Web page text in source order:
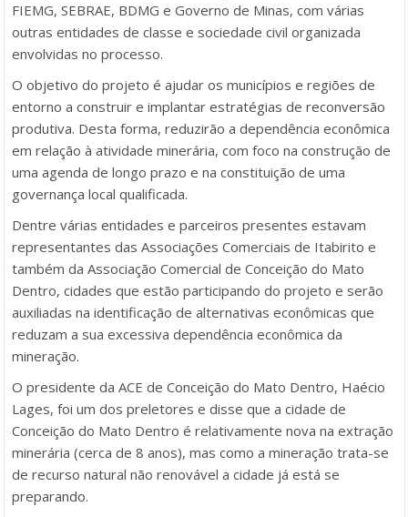
FIEMG, SEBRAE, BDMG e Governo de Minas, com várias
outras entidades de classe e sociedade civil organizada
envolvidas no processo.
O objetivo do projeto é ajudar os municípios e regiões de
entorno a construir e implantar estratégias de reconversão
produtiva. Desta forma, reduzirão a dependência econômica
em relação à atividade minerária, com foco na construção de
uma agenda de longo prazo e na constituição de uma
governança local qualificada.
Dentre várias entidades e parceiros presentes estavam
representantes das Associações Comerciais de Itabirito e
também da Associação Comercial de Conceição do Mato
Dentro, cidades que estão participando do projeto e serão
auxiliadas na identificação de alternativas econômicas que
reduzam a sua excessiva dependência econômica da
mineração.
O presidente da ACE de Conceição do Mato Dentro, Haécio
Lages, foi um dos preletores e disse que a cidade de
Conceição do Mato Dentro é relativamente nova na extração
minerária (cerca de 8 anos), mas como a mineração trata-se
de recurso natural não renovável a cidade já está se
preparando.